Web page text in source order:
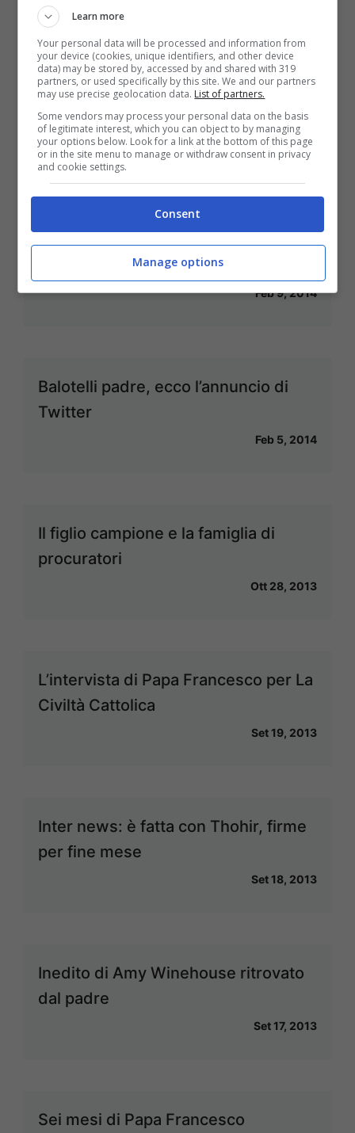
Commovente lettera di un padre
malato terminale a sua figlia
Mar 12, 2014
NameMyDaughter, date un nome a
Feb 9, 2014
Balotelli padre, ecco l’annuncio di
Twitter
Feb 5, 2014
Il figlio campione e la famiglia di
procuratori
Ott 28, 2013
L’intervista di Papa Francesco per La
Civiltà Cattolica
Set 19, 2013
Inter news: è fatta con Thohir, firme
per fine mese
Set 18, 2013
Inedito di Amy Winehouse ritrovato
dal padre
Set 17, 2013
Sei mesi di Papa Francesco
Learn more
Your personal data will be processed and information from
your device (cookies, unique identifiers, and other device
data) may be stored by, accessed by and shared with 319
partners, or used specifically by this site. We and our partners
may use precise geolocation data. List of partners.
Some vendors may process your personal data on the basis
of legitimate interest, which you can object to by managing
your options below. Look for a link at the bottom of this page
or in the site menu to manage or withdraw consent in privacy
and cookie settings.
Consent
Manage options